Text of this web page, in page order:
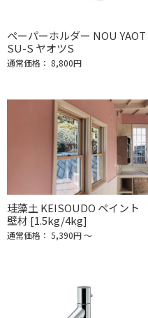
ペーパーホルダー NOU YAOT
SU-S ヤオツS
通常価格： 8,800円
珪藻土 KEISOUDO ペイント
壁材 [1.5kg/4kg]
通常価格： 5,390円 ～